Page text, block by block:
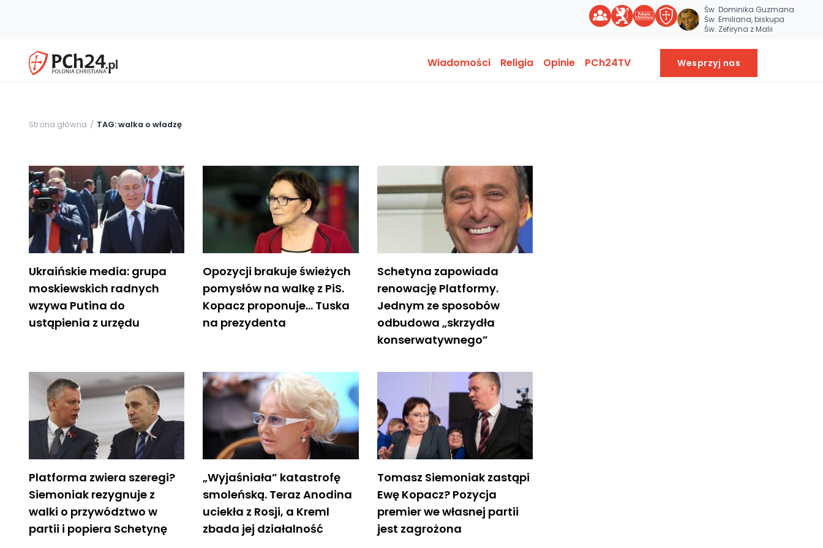
Św. Dominika Guzmana
Św. Emiliana, biskupa
Św. Zefiryna z Malii
Wiadomości Religia Opinie PCh24TV Wesprzyj nas
Strona główna TAG: walka o władzę
Ukraińskie media: grupa
moskiewskich radnych
wzywa Putina do
ustąpienia z urzędu
Opozycji brakuje świeżych
pomysłów na walkę z PiS.
Kopacz proponuje… Tuska
na prezydenta
Schetyna zapowiada
renowację Platformy.
Jednym ze sposobów
odbudowa „skrzydła
konserwatywnego”
Platforma zwiera szeregi?
Siemoniak rezygnuje z
walki o przywództwo w
partii i popiera Schetynę
„Wyjaśniała” katastrofę
smoleńską. Teraz Anodina
uciekła z Rosji, a Kreml
zbada jej działalność
Tomasz Siemoniak zastąpi
Ewę Kopacz? Pozycja
premier we własnej partii
jest zagrożona